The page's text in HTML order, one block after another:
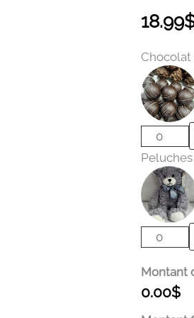
18.99
Chocolat
Peluches
Montant
0.00$
quantité
de
Lait
de
bain
moussant
-
Lavande